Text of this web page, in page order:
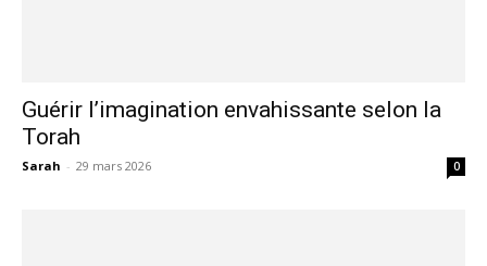
Guérir l’imagination envahissante selon la
Torah
Sarah - 29 mars 2026 0